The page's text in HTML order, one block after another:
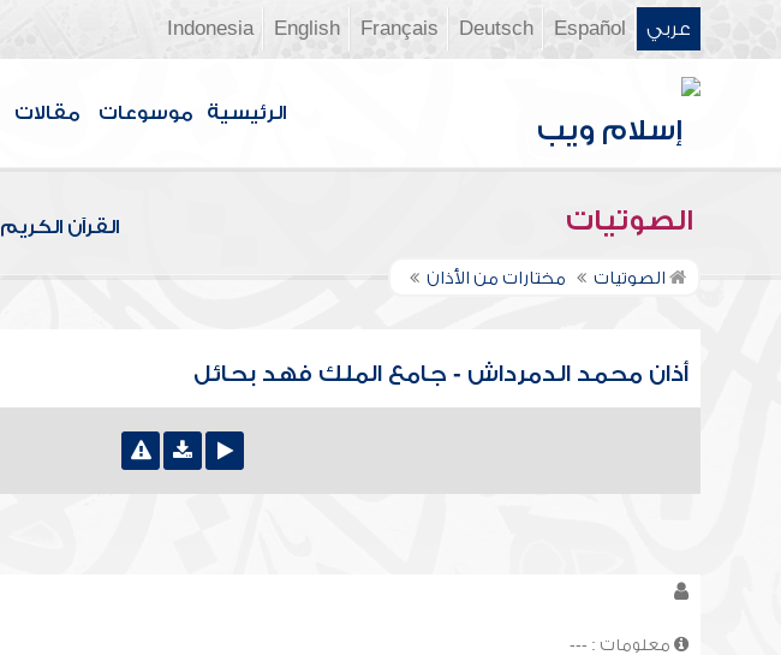
عربي Español
Deutsch
Français
English
Indonesia
الرئيسية موسوعات مقالات
الصوتيات القرآن الكريم
الصوتيات مختارات من الأذان
أذان محمد الدمرداش - جامع الملك فهد بحائل
معلومات : ---